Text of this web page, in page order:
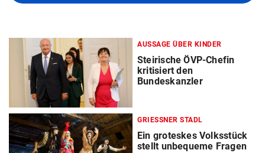
AUSSAGE ÜBER KINDER
Steirische ÖVP-Chefin
kritisiert den
Bundeskanzler
GRIESSNER STADL
Ein groteskes Volksstück
stellt unbequeme Fragen